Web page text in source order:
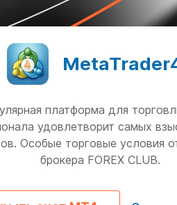
платформа для
удовлетворит самых
Особые торговые условия
брокера FOREX CLUB.